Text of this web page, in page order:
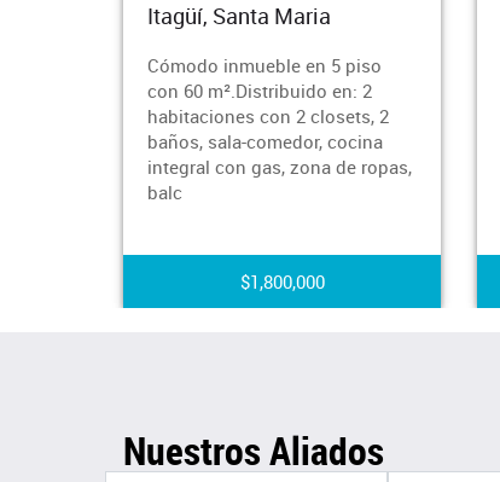
Itagüí, Santa Maria
Cómodo inmueble en 5 piso
con 60 m².Distribuido en: 2
habitaciones con 2 closets, 2
baños, sala-comedor, cocina
integral con gas, zona de ropas,
balc
$1,800,000
Nuestros Aliados